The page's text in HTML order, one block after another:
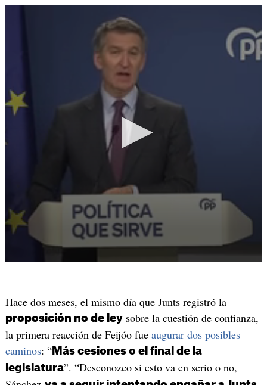
Hace dos meses, el mismo día que Junts registró la
proposición no de leysobre la cuestión de confianza,
la primera reacción de Feijóo fue augurar dos posibles
caminos: “Más cesiones o el final de la
legislatura”. “Desconozco si esto va en serio o no,